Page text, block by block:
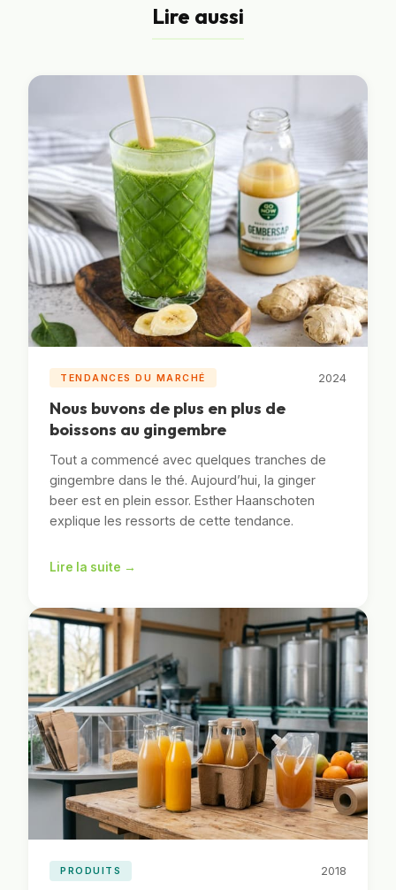
Lire aussi
TENDANCES DU MARCHÉ 2024
Nous buvons de plus en plus de
boissons au gingembre
Tout a commencé avec quelques tranches de
gingembre dans le thé. Aujourd’hui, la ginger
beer est en plein essor. Esther Haanschoten
explique les ressorts de cette tendance.
Lire la suite →
PRODUITS 2018